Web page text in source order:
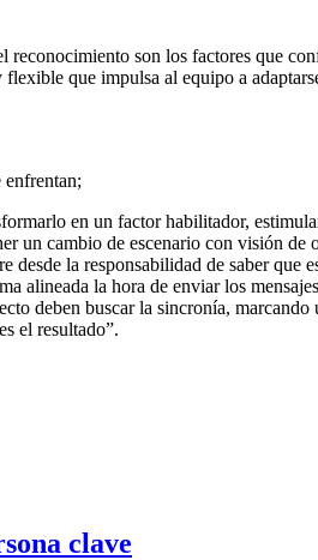
son los factores que
que impulsa al equipo a
enfrentan;
en un factor habilitador,
un cambio de escenario con visión de
la responsabilidad de saber que
alineada la hora de enviar los
deben buscar la sincronía,
el resultado”.
clave